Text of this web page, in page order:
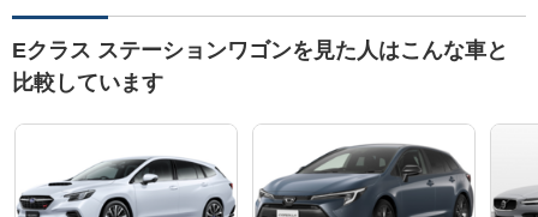
Eクラス ステーションワゴンを見た人はこんな車と
比較しています